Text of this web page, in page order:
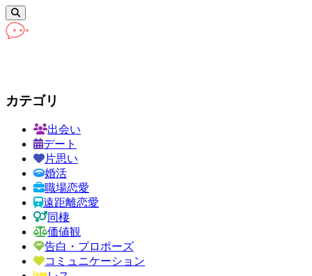
カテゴリ
出会い
デート
片思い
婚活
職場恋愛
遠距離恋愛
同棲
価値観
告白・プロポーズ
コミュニケーション